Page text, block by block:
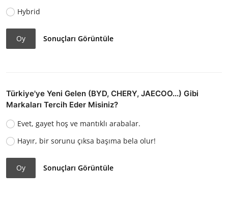
Hybrid
Oy Sonuçları Görüntüle
Türkiye'ye Yeni Gelen (BYD, CHERY, JAECOO...) Gibi
Markaları Tercih Eder Misiniz?
Evet, gayet hoş ve mantıklı arabalar.
Hayır, bir sorunu çıksa başıma bela olur!
Oy Sonuçları Görüntüle